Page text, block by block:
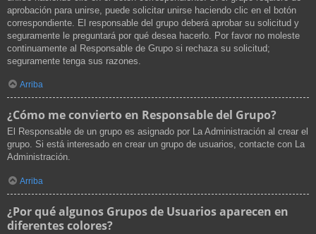
aprobación para unirse, puede solicitar unirse haciendo clic en el botón
correspondiente. El responsable del grupo deberá aprobar su solicitud y
seguramente le preguntará por qué desea hacerlo. Por favor no moleste
continuamente al Responsable de Grupo si rechaza su solicitud;
seguramente tenga sus razones.
Arriba
¿Cómo me convierto en Responsable del Grupo?
El Responsable de un grupo es asignado por La Administración al crear el
grupo. Si está interesado en crear un grupo de usuarios, contacte con La
Administración.
Arriba
¿Por qué algunos Grupos de Usuarios aparecen en
diferentes colores?